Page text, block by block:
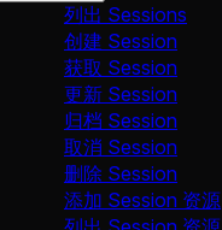
列出 Sessions
创建 Session
获取 Session
更新 Session
归档 Session
取消 Session
删除 Session
添加 Session 资源